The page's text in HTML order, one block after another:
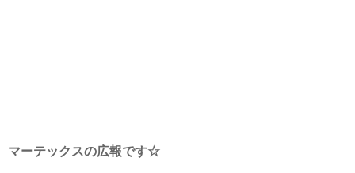
マーテックスの広報です☆